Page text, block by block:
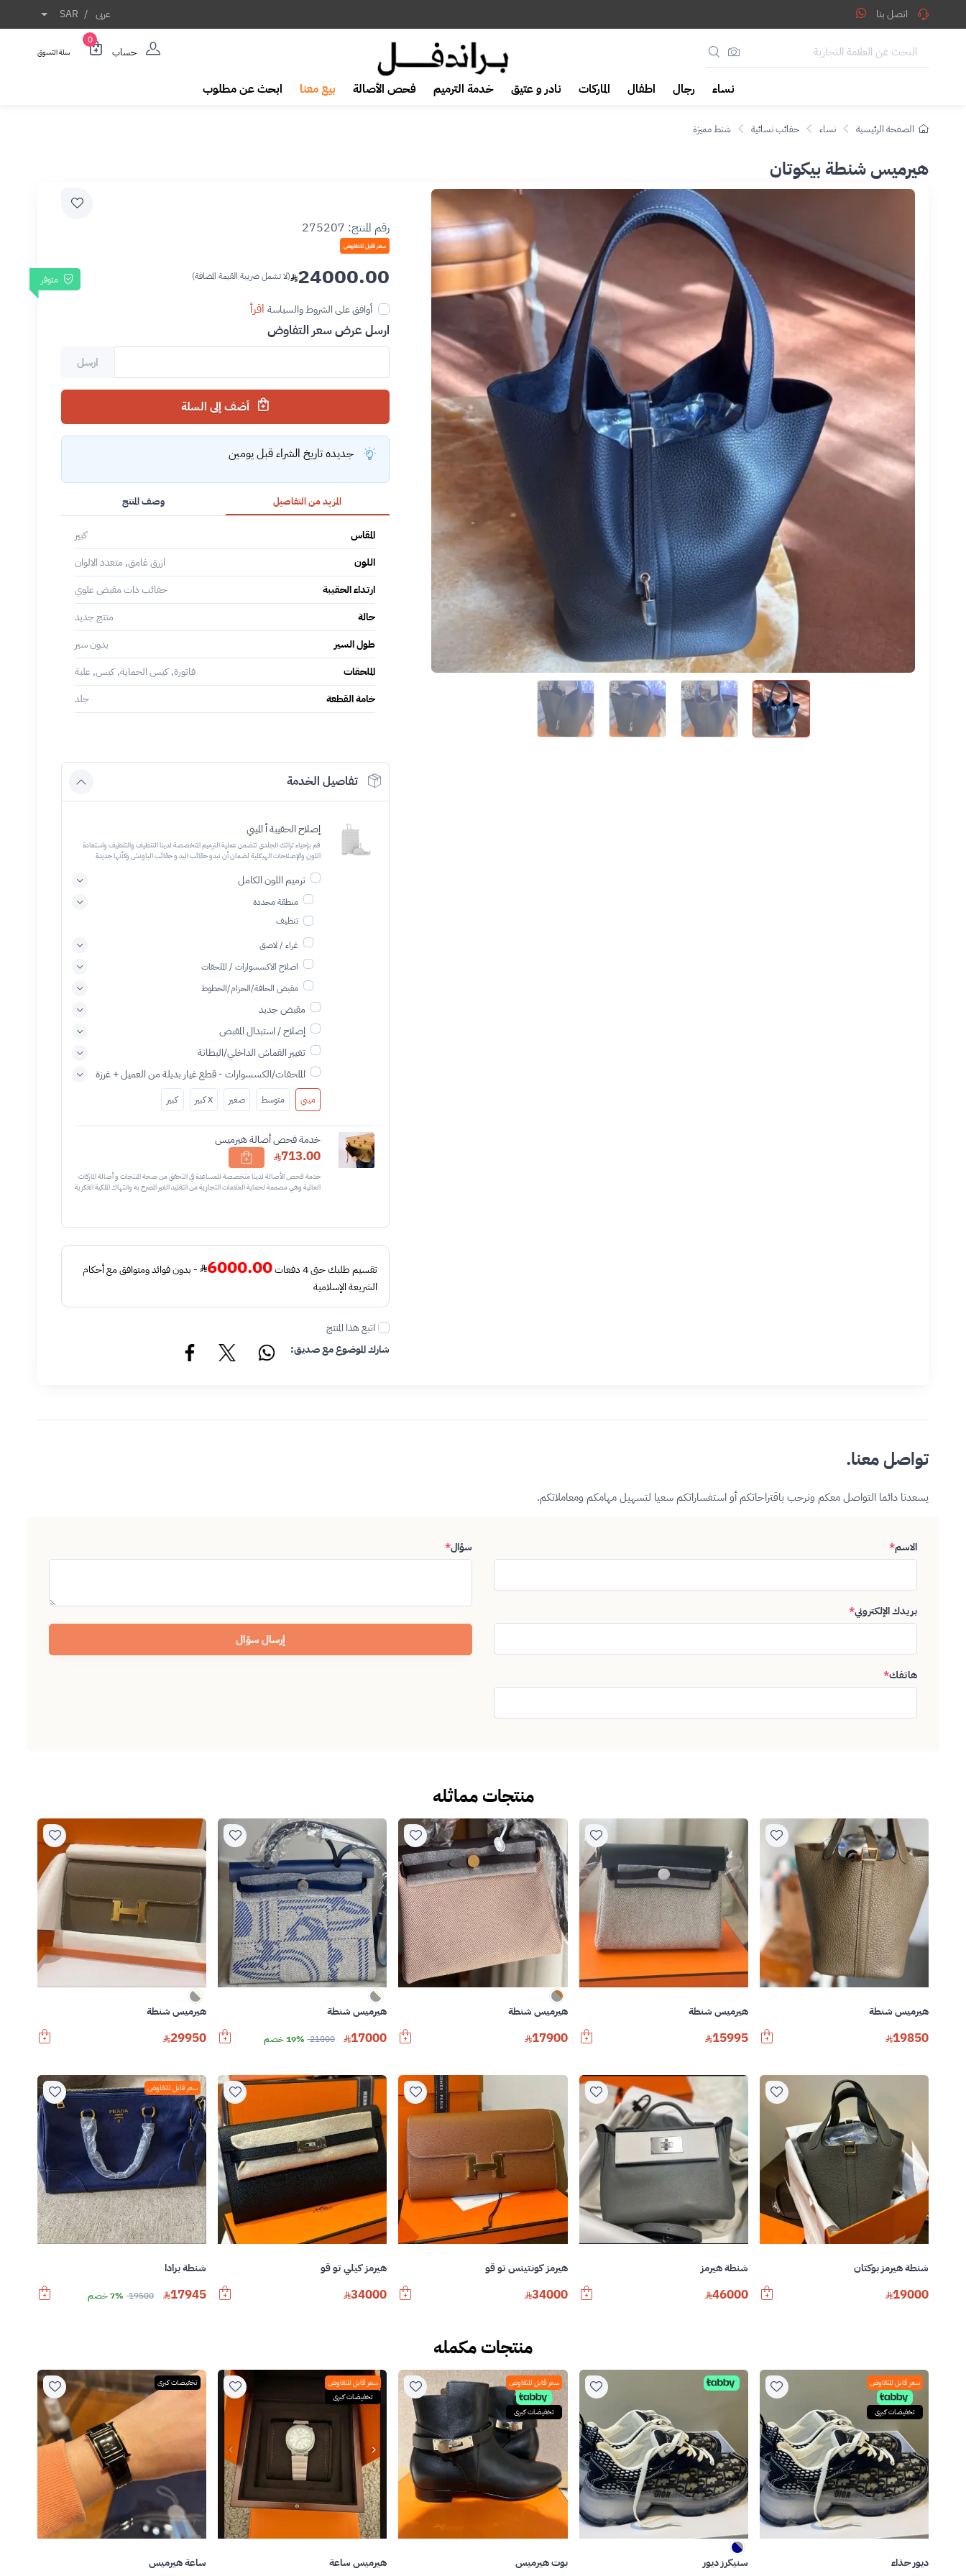
اتصل بنا عربى /
SAR
حساب
0
سلة التسوق
نساء رجال اطفال الماركات نادر و عتيق خدمة الترميم فحص الأصالة بيع معنا ابحث عن مطلوب
الصفحة الرئيسية نساء حقائب نسائية شنط مميزة
هيرميس شنطة بيكوتان
رقم المنتج: 275207
سعر قابل للتفاوض
متوفر 24000.00 (لا تشمل ضريبة القيمة المضافة)
أوافق على الشروط والسياسة اقرأ
ارسل عرض سعر التفاوض
ارسل
أضف إلى السلة
جديده تاريخ الشراء قبل يومين
المزيد من التفاصيل
المقاس
كبير
اللون
ازرق غامق, متعدد الالوان
ارتداء الحقيبة
حقائب ذات مقبض علوي
حالة
منتج جديد
طول السير
بدون سير
الملحقات
فاتورة, كيس الحماية, كيس, علبة
خامة القطعة
جلد
وصف المنتج
تفاصيل الخدمة
إصلاح الحقيبة أ الميني
قم بإحياء تراثك الجلدي تتضمن عملية الترميم المتخصصة لدينا التنظيف والتلطيف واستعادة
اللون والإصلاحات الهيكلية لضمان أن تبدو حقائب اليد و حقائب الباوتش وكأنها جديدة
ترميم اللون الكامل
منطقة محددة
تنظيف
غراء / لاصق
اصلاح الاكسسوارات / الملحقات
مقبض الحافة/الحزام/الخطوط
مقبض جديد
إصلاح / استبدال المقبض
تغيير القماش الداخلي/البطانة
الملحقات/الكسسوارات - قطع غيار بديلة من العميل + غرزة
ميني متوسط صغير X كبير كبير
خدمة فحص أصالة هيرميس
713.00
خدمة فحص الأصالة لدينا متخصصة للمساعدة في التحقق من صحة المنتجات و أصالة الماركات
العالمية وهي مصممة لحماية العلامات التجارية من التقليد الغير المصرح به وانتهاك الملكية الفكرية
داخلي في القطعه
تقسيم طلبك حتى 4 دفعات 6000.00 - بدون فوائد ومتوافق مع أحكام
الشريعة الإسلامية
اتبع هذا المنتج
شارك الموضوع مع صديق:
تواصل معنا.
يسعدنا دائما التواصل معكم ونرحب باقتراحاتكم أو استفساراتكم سعيا لتسهيل مهامكم ومعاملاتكم.
الاسم*
بريدك الإلكتروني*
هاتفك*
سؤال*
إرسال سؤال
منتجات مماثله
هيرميس شنطة
19850
هيرميس شنطة
15995
هيرميس شنطة
17900
هيرميس شنطة
17000
21000 19% خصم
هيرميس شنطة
29950
شنطة هيرمز بوكتان
19000
شنطة هيرمز
46000
هيرمز كونتينس تو قو
34000
هيرمز كيلي تو قو
34000
سعر قابل للتفاوض
شنطة برادا
17945
19500 7% خصم
منتجات مكمله
سعر قابل للتفاوض
تخفيضات كبرى
ديور حذاء سنيكرز ديور
سعر قابل للتفاوض
تخفيضات كبرى
بوت هيرميس
سعر قابل للتفاوض
تخفيضات كبرى
هيرميس ساعة
تخفيضات كبرى
ساعة هيرميس